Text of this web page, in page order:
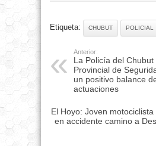
Etiqueta: CHUBUT POLICIAL
Anterior:
La Policía del Chubut
Provincial de
un positivo balance
actuaciones
El Hoyo: Joven
en accidente camino a